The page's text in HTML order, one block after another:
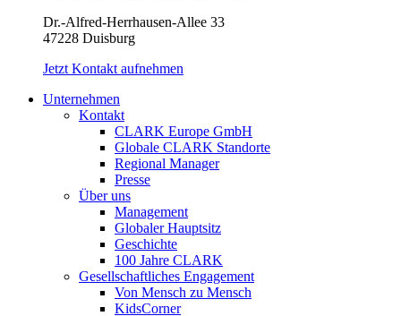
Dr.-Alfred-Herrhausen-Allee 33
47228 Duisburg
Jetzt Kontakt aufnehmen
Unternehmen
Kontakt
CLARK Europe GmbH
Globale CLARK Standorte
Regional Manager
Presse
Über uns
Management
Globaler Hauptsitz
Geschichte
100 Jahre CLARK
Gesellschaftliches Engagement
Von Mensch zu Mensch
KidsCorner